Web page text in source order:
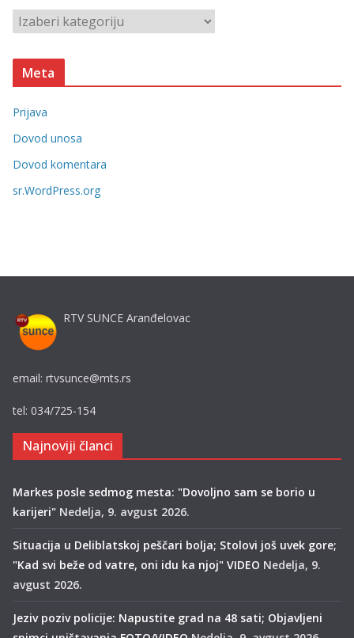
v
a
t
o
r
i
e
Meta
Prijava
Dovod unosa
Dovod komentara
sr.WordPress.org
RTV SUNCE Aranđelovac
email: rtvsunce@mts.rs
tel: 034/725-154
Najnoviji članci
Markes posle sedmog mesta: "Dovoljno sam se borio u
karijeri" Nedelja, 9. avgust 2026.
Situacija u Deliblatskoj peščari bolja; Stolovi još uvek gore;
"Kad svi beže od vatre, oni idu ka njoj" VIDEO Nedelja, 9.
avgust 2026.
Jeziv poziv policije: Napustite grad na 48 sati; Objavljeni